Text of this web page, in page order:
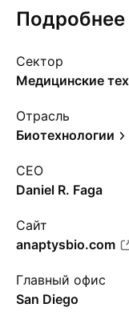
Подробнее
Сектор
Медицинские
Отрасль
Биотехнологии
CEO
Daniel R. Faga
Сайт
anaptysbio.com
Главный офис
San Diego